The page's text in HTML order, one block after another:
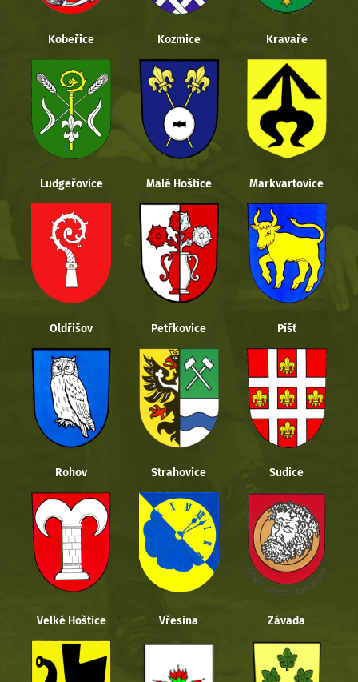
Kobeřice Kozmice Kravaře
Ludgeřovice Malé Hoštice Markvartovice
Oldřišov Petřkovice Píšť
Rohov Strahovice Sudice
Velké Hoštice Vřesina Závada